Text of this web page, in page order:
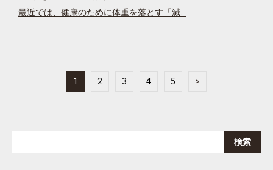
最近では、健康のために体重を落とす「減…
1 2 3 4 5 >